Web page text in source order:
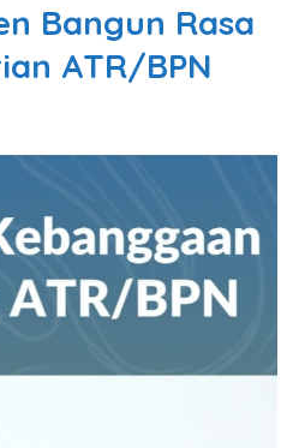
Bangun Rasa
ATR/BPN